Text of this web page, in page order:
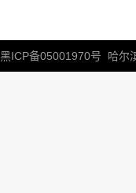
黑ICP备05001970号 哈尔